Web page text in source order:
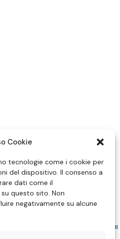
Cookie
tecnologie come i cookie per
del dispositivo. Il consenso a
dati come il
questo sito. Non
negativamente su alcune
DEL PRINCIPIO DEL PLURALISMO, DI CUI